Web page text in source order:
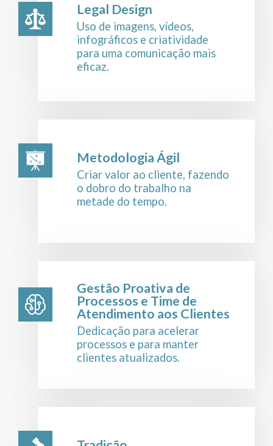
Legal Design
Uso de imagens, vídeos,
infográficos e criatividade
para uma comunicação mais
eficaz.
Metodologia Ágil
Criar valor ao cliente, fazendo
o dobro do trabalho na
metade do tempo.
Gestão Proativa de
Processos e Time de
Atendimento aos Clientes
Dedicação para acelerar
processos e para manter
clientes atualizados.